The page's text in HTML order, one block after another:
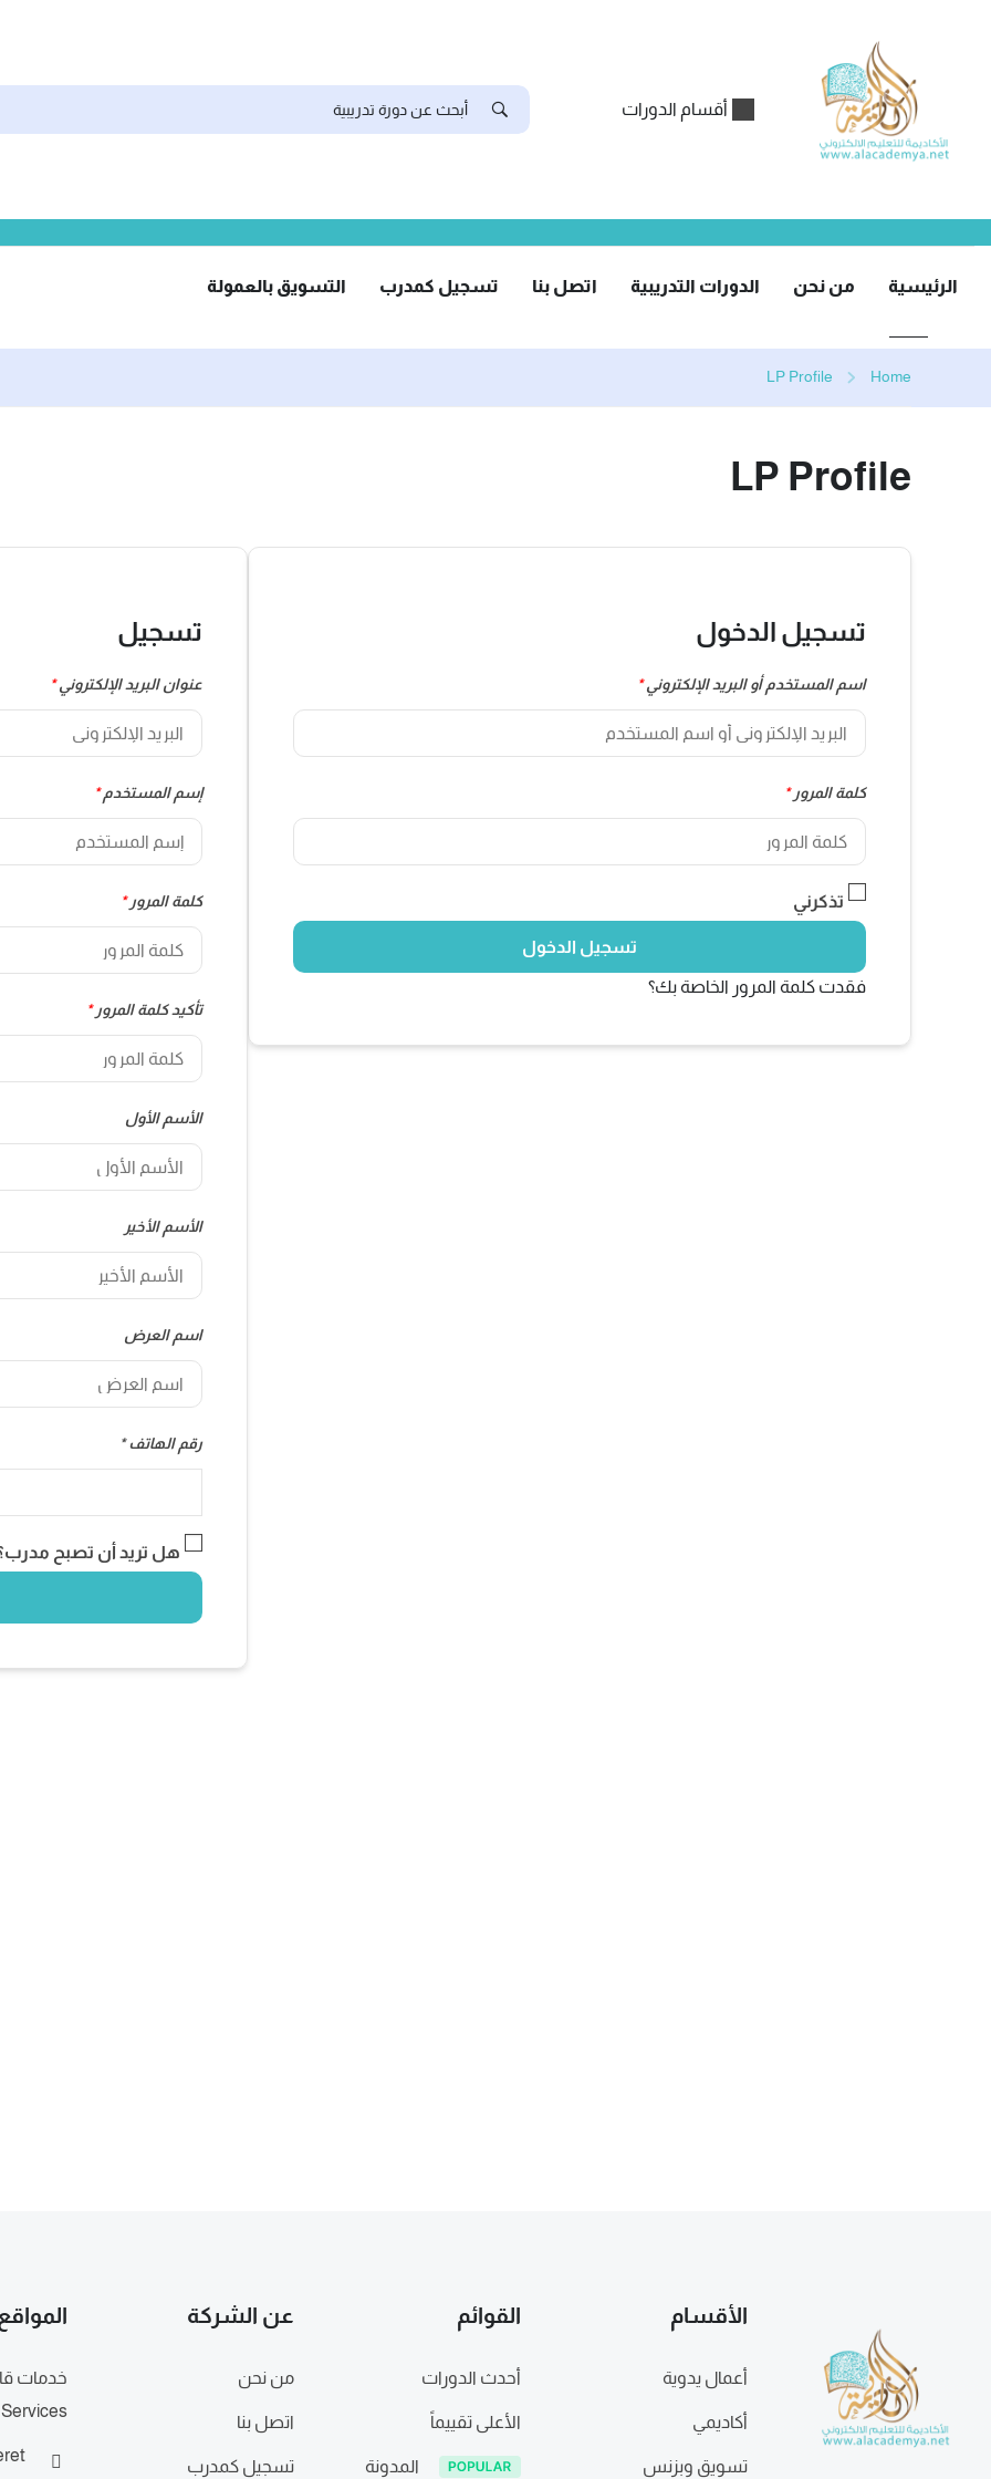
أقسام الدورات
الرئيسية من نحن الدورات التدريبية اتصل بنا تسجيل كمدرب التسويق بالعمولة
Home
LP Profile
LP Profile
تسجيل الدخول
اسم المستخدم أو البريد الإلكتروني*
كلمة المرور*
تذكرني
تسجيل الدخول
فقدت كلمة المرور الخاصة بك؟
تسجيل
عنوان البريد الإلكتروني*
إسم المستخدم*
كلمة المرور*
تأكيد كلمة المرور*
الأسم الأول
الأسم الأخير
اسم العرض
رقم الهاتف
هل تريد أن تصبح
الأقسام
أعمال يدوية
أكاديمي
تسويق وبزنس
القوائم
أحدث الدورات
الأعلى تقييماً
المدونة
عن الشركة
من نحن
اتصل بنا
تسجيل كمدرب
Services